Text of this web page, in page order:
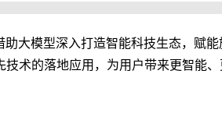
大模型深入打造智能科技生态，赋
术的落地应用，为用户带来更智能